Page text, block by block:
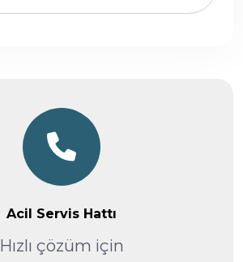
Acil Servis Hattı
Hızlı çözüm için